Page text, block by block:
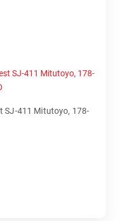
SJ-411 Mitutoyo, 178-